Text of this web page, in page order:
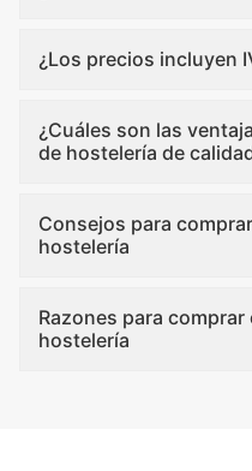
¿Los precios incluyen
¿Cuáles son las
de hostelería de
Consejos para
hostelería
Razones para
hostelería